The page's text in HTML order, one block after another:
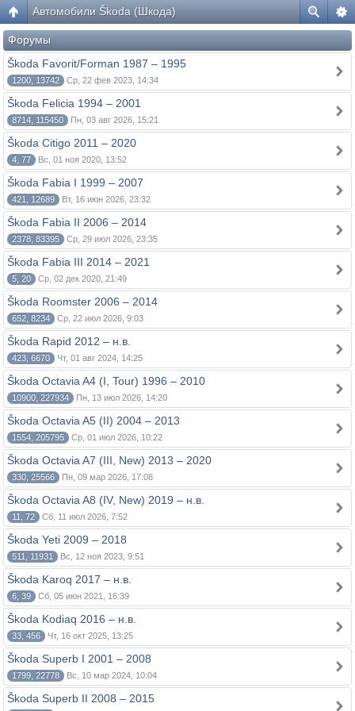
Автомобили Škoda (Шкода)
Форумы
Škoda Favorit/Forman 1987 – 1995
1200, 13742 Ср, 22 фев 2023, 14:34
Škoda Felicia 1994 – 2001
8714, 115450 Пн, 03 авг 2026, 15:21
Škoda Citigo 2011 – 2020
4, 77 Вс, 01 ноя 2020, 13:52
Škoda Fabia I 1999 – 2007
421, 12689 Вт, 16 июн 2026, 23:32
Škoda Fabia II 2006 – 2014
2378, 83395 Ср, 29 июл 2026, 23:35
Škoda Fabia III 2014 – 2021
5, 20 Ср, 02 дек 2020, 21:49
Škoda Roomster 2006 – 2014
652, 8234 Ср, 22 июл 2026, 9:03
Škoda Rapid 2012 – н.в.
423, 6670 Чт, 01 авг 2024, 14:25
Škoda Octavia A4 (I, Tour) 1996 – 2010
10900, 227934 Пн, 13 июл 2026, 14:20
Škoda Octavia A5 (II) 2004 – 2013
1554, 205795 Ср, 01 июл 2026, 10:22
Škoda Octavia A7 (III, New) 2013 – 2020
330, 25566 Пн, 09 мар 2026, 17:08
Škoda Octavia A8 (IV, New) 2019 – н.в.
11, 72 Сб, 11 июл 2026, 7:52
Škoda Yeti 2009 – 2018
511, 11931 Вс, 12 ноя 2023, 9:51
Škoda Karoq 2017 – н.в.
6, 39 Сб, 05 июн 2021, 16:39
Škoda Kodiaq 2016 – н.в.
33, 456 Чт, 16 окт 2025, 13:25
Škoda Superb I 2001 – 2008
1799, 22778 Вс, 10 мар 2024, 10:04
Škoda Superb II 2008 – 2015